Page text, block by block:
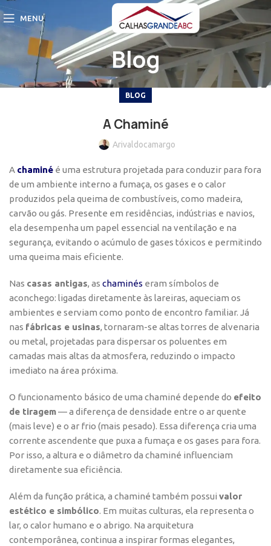
MENU
Blog
BLOG
A Chaminé
Arivaldocamargo
A chaminé é uma estrutura projetada para conduzir para fora
de um ambiente interno a fumaça, os gases e o calor
produzidos pela queima de combustíveis, como madeira,
carvão ou gás. Presente em residências, indústrias e navios,
ela desempenha um papel essencial na ventilação e na
segurança, evitando o acúmulo de gases tóxicos e permitindo
uma queima mais eficiente.
Nas casas antigas, as chaminés eram símbolos de
aconchego: ligadas diretamente às lareiras, aqueciam os
ambientes e serviam como ponto de encontro familiar. Já
nas fábricas e usinas, tornaram-se altas torres de alvenaria
ou metal, projetadas para dispersar os poluentes em
camadas mais altas da atmosfera, reduzindo o impacto
imediato na área próxima.
O funcionamento básico de uma chaminé depende do efeito
de tiragem— a diferença de densidade entre o ar quente
(mais leve) e o ar frio (mais pesado). Essa diferença cria uma
corrente ascendente que puxa a fumaça e os gases para fora.
Por isso, a altura e o diâmetro da chaminé influenciam
diretamente sua eficiência.
Além da função prática, a chaminé também possui valor
estético e simbólico. Em muitas culturas, ela representa o
lar, o calor humano e o abrigo. Na arquitetura
contemporânea, continua a inspirar formas elegantes,